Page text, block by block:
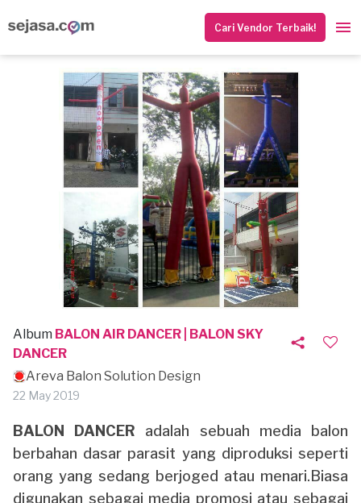
Cari Vendor Terbaik!
Album BALON AIR DANCER | BALON SKY
DANCER
Areva Balon Solution Design
22 May 2019
BALON DANCER adalah sebuah media balon
berbahan dasar parasit yang diproduksi seperti
orang yang sedang berjoged atau menari.Biasa
digunakan sebagai media promosi atau sebagai